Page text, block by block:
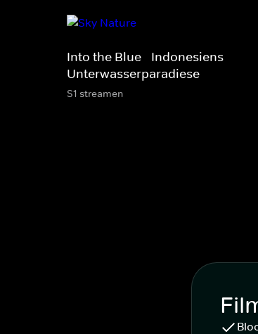
Into the Blue - Indonesiens
Unterwasserparadiese
S1 streamen